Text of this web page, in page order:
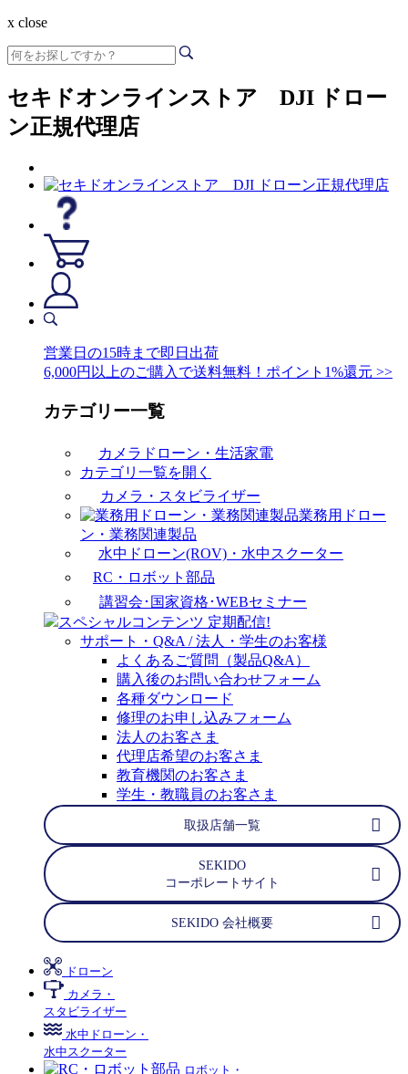
x close
セキドオンラインストア DJI ドロー
ン正規代理店
営業日の15時まで即日出荷
6,000円以上のご購入で送料無料！ポイント1%還元 >>
カテゴリー一覧
カメラドローン・生活家電
カテゴリ一覧を開く
カメラ・スタビライザー
業務用ドロー
ン・業務関連製品
水中ドローン(ROV)・水中スクーター
RC・ロボット部品
講習会･国家資格･WEBセミナー
スペシャルコンテンツ 定期配信!
サポート・Q&A / 法人・学生のお客様
よくあるご質問（製品Q&A）
購入後のお問い合わせフォーム
各種ダウンロード
修理のお申し込みフォーム
法人のお客さま
代理店希望のお客さま
教育機関のお客さま
学生・教職員のお客さま
取扱店舗一覧
SEKIDO
コーポレートサイト
SEKIDO 会社概要
ドローン
カメラ・
スタビライザー
水中ドローン・
水中スクーター
ロボット・